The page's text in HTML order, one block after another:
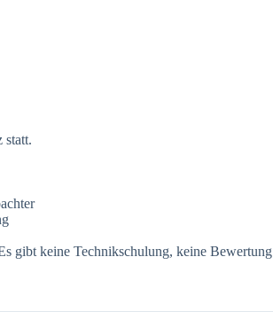
statt.
gibt keine Technikschulung, keine Bewertung